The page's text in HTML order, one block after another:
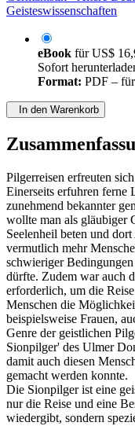
Geisteswissenschaften
eBook fürUS$
Sofort
Format: PDF –
In den Warenkorb
Pilgerreisen erfreuten
Einerseits erfuhren ferne
zunehmend bekannter
wollte man als gläubiger
Seelenheil beten und
vermutlich mehr
schwieriger
dürfte. Zudem war auch
erforderlich, um die
Menschen die
beispielsweise Frauen,
Genre der geistlichen
Sionpilger' des Ulmer
damit auch diesen
gemacht werden konnte.
Die Sionpilger ist eine
nur die Reise und eine
wiedergibt, sondern